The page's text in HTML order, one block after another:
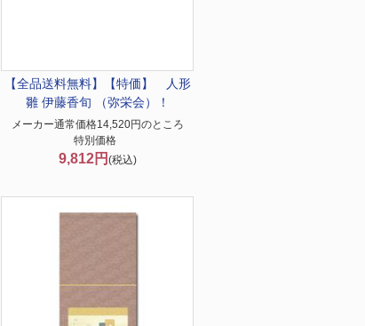
【全品送料無料】
【特価】 人形
雛 伊藤香旬 （弥栄会）！
メーカー通常価格14,520円のところ
特別価格
9,812円 (税込)